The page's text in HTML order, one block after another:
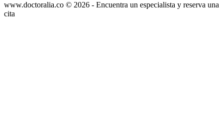
www.doctoralia.co © 2026 - Encuentra un especialista y reserva una
cita